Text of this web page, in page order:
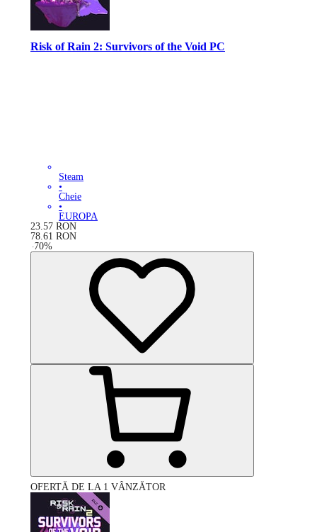
Risk of Rain 2: Survivors of the Void PC
Steam
•
Cheie
•
EUROPA
23.57 RON
78.61 RON
-70%
OFERTĂ DE LA 1 VÂNZĂTOR